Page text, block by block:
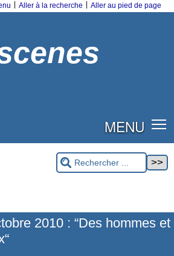
Aller à la recherche Aller au pied de page
MENU
2010 : “Des hommes et